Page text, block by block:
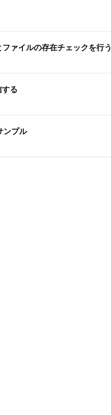
ァイルの存在チェックを行う
る
ンプル